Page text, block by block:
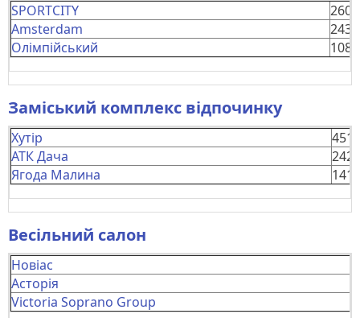
SPORTCITY
260
Amsterdam
243
Олімпійський
108
Заміський комплекс відпочинку
Хутір
451
АТК Дача
242
Ягода Малина
141
Весільний салон
Новіас
Асторія
Victoria Soprano Group